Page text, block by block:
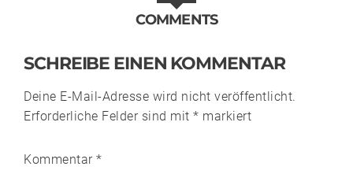
COMMENTS
SCHREIBE EINEN KOMMENTAR
Deine E-Mail-Adresse wird nicht veröffentlicht.
Erforderliche Felder sind mit * markiert
Kommentar *